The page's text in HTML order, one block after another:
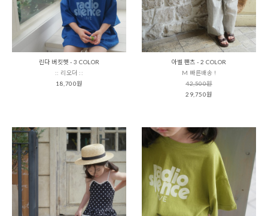
린다 버킷햇 - 3 COLOR
:: 리오더 ::
18,700원
아벨 팬츠 - 2 COLOR
M 빠른배송 !
42,500원
29,750원